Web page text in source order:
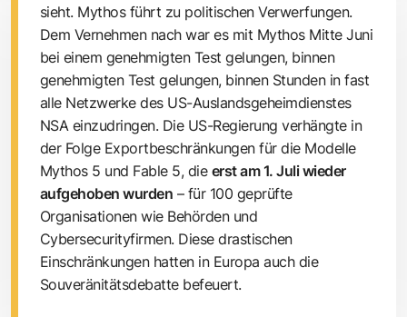
sieht. Mythos führt zu politischen Verwerfungen.
Dem Vernehmen nach war es mit Mythos Mitte Juni
bei einem genehmigten Test gelungen, binnen
genehmigten Test gelungen, binnen Stunden in fast
alle Netzwerke des US-Auslandsgeheimdienstes
NSA einzudringen. Die US-Regierung verhängte in
der Folge Exportbeschränkungen für die Modelle
Mythos 5 und Fable 5, die erst am 1. Juli wieder
aufgehoben wurden – für 100 geprüfte
Organisationen wie Behörden und
Cybersecurityfirmen. Diese drastischen
Einschränkungen hatten in Europa auch die
Souveränitätsdebatte befeuert.